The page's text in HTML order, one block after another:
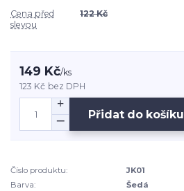
Cena před
slevou
122 Kč
149 Kč/ks
123 Kč bez DPH
Přidat do košíku
Číslo produktu:
JK01
Barva:
Šedá